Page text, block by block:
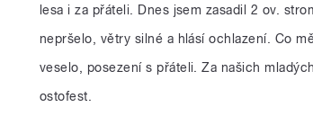
lesa i za přáteli. Dnes jsem zasadil 2 ov.
nepršelo, větry silné a hlásí ochlazení. Co
veselo, posezení s přáteli. Za našich
ostofest.